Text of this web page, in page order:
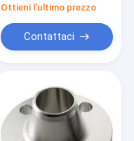
Ottieni l'ultimo prezzo
Contattaci